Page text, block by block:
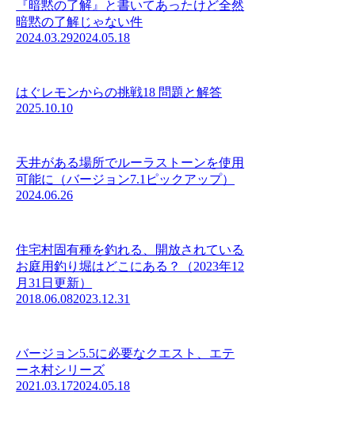
『暗黙の了解』と書いてあったけど全然
暗黙の了解じゃない件
2024.03.292024.05.18
はぐレモンからの挑戦18 問題と解答
2025.10.10
天井がある場所でルーラストーンを使用
可能に（バージョン7.1ピックアップ）
2024.06.26
住宅村固有種を釣れる、開放されている
お庭用釣り堀はどこにある？（2023年12
月31日更新）
2018.06.082023.12.31
バージョン5.5に必要なクエスト、エテ
ーネ村シリーズ
2021.03.172024.05.18